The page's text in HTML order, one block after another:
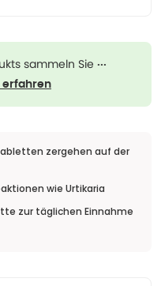
sammeln Sie ···
erfahren
zergehen auf der
wie Urtikaria
zur täglichen Einnahme